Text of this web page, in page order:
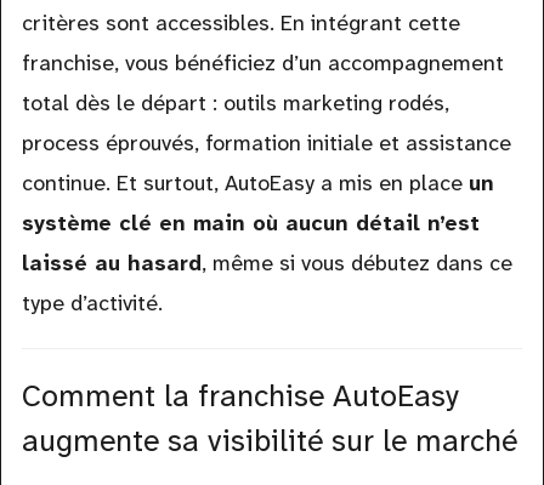
critères sont accessibles. En intégrant cette
franchise, vous bénéficiez d’un accompagnement
total dès le départ : outils marketing rodés,
process éprouvés, formation initiale et assistance
continue. Et surtout, AutoEasy a mis en place un
système clé en main où aucun détail n’est
laissé au hasard, même si vous débutez dans ce
type d’activité.
Comment la franchise AutoEasy
augmente sa visibilité sur le marché